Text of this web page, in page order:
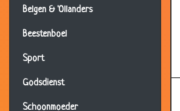
Belgen & 'Ollanders
Beestenboel
Sport
Godsdienst
Schoonmoeder